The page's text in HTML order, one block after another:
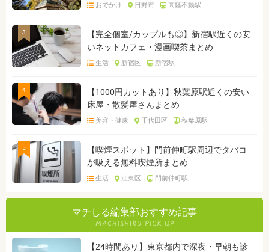
おでかけ 日野市 高幡不動駅
3
【完全個室/カップルも◎】新宿駅近くの安
いネットカフェ・漫画喫茶まとめ
生活 新宿区 新宿駅
4
【1000円カットあり】秋葉原駅近くの安い
床屋・散髪屋さんまとめ
美容・健康 千代田区 秋葉原駅
5
【喫煙スポット】門前仲町駅周辺でタバコ
が吸える無料喫煙所まとめ
生活 江東区 門前仲町駅
マチしる編集部おすすめ記事
【24時間あり】東京都内で深夜・早朝も診